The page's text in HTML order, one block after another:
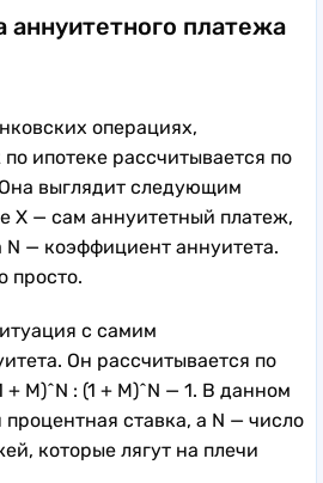
аннуитетного платежа
операциях,
ипотеке рассчитывается по
выглядит следующим
X — сам аннуитетный платеж,
— коэффициент аннуитета.
просто.
с самим
Он рассчитывается по
M)^N : (1 + M)^N — 1. В данном
ставка, а N — число
которые лягут на плечи